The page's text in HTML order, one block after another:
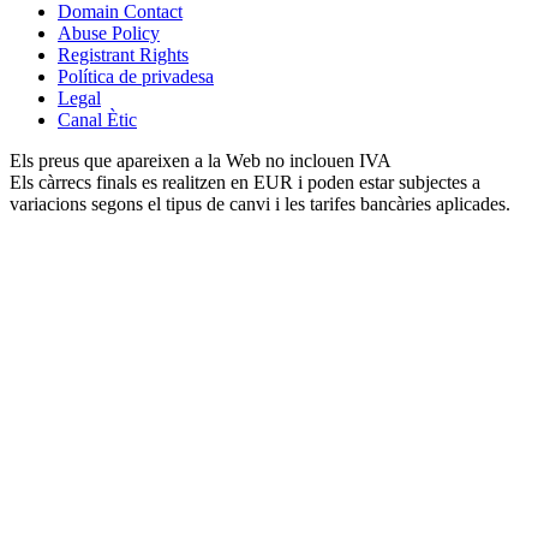
Domain Contact
Abuse Policy
Registrant Rights
Política de privadesa
Legal
Canal Ètic
Els preus que apareixen a la Web no inclouen IVA
Els càrrecs finals es realitzen en EUR i poden estar subjectes a
variacions segons el tipus de canvi i les tarifes bancàries aplicades.